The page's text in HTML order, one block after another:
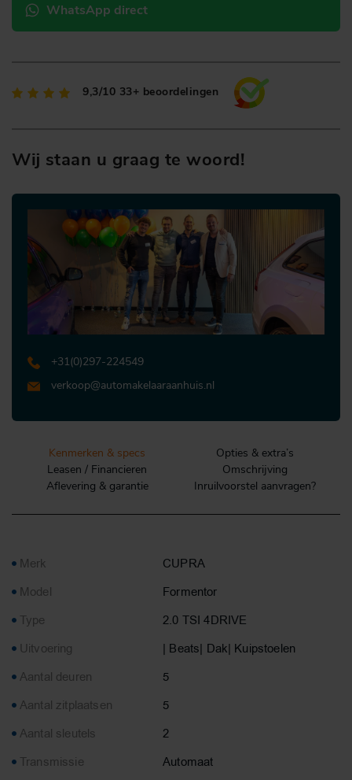
WhatsApp direct
9,3/10 33+ beoordelingen
Wij staan u graag te woord!
+31 (0)297-224549
verkoop@automakelaaraanhuis.nl
Kenmerken & specs
Opties & extra’s
Leasen / Financieren
Omschrijving
Aflevering & garantie
Inruilvoorstel aanvragen?
Merk
CUPRA
Model
Formentor
Type
2.0 TSI 4DRIVE
Uitvoering
| Beats| Dak| Kuipstoelen
Aantal deuren
5
Aantal zitplaatsen
5
Aantal sleutels
2
Transmissie
Automaat